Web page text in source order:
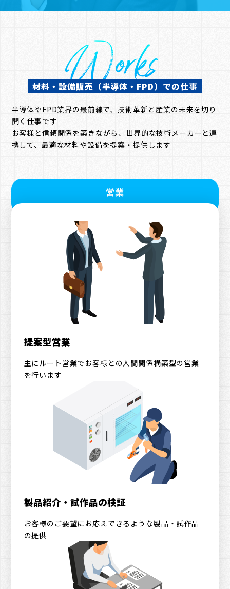
Works
材料・設備販売（半導体・FPD）での仕事
半導体やFPD業界の最前線で、技術革新と産業の未来を切り
開く仕事です
お客様と信頼関係を築きながら、世界的な技術メーカーと連
携して、最適な材料や設備を提案・提供します
営業
提案型営業
主にルート営業でお客様との人間関係構築型の営業
を行います
製品紹介・試作品の検証
お客様のご要望にお応えできるような製品・試作品
の提供